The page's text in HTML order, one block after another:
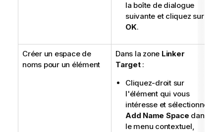
la boîte de dialogue
suivante et cliquez sur
OK.
Créer un espace de
noms pour un élément
Dans la zone Linker
Target:
Cliquez-droit sur
l'élément qui vous
intéresse et sélectionnez
Add Name Space dans
le menu contextuel,